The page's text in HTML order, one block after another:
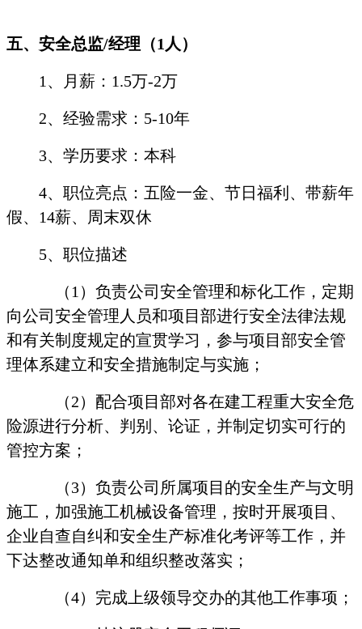
五、安全总监/经理（1 人）
1 、月薪： 1.5万-2万
2、经验需求： 5-10年
3、学历要求：本科
4、职位亮点：五险一金、节日福利、带薪年
假、 14薪、周末双休
5、职位描述
（1 ）负责公司安全管理和标化工作，定期
向公司安全管理人员和项目部进行安全法律法规
和有关制度规定的宣贯学习，参与项目部安全管
理体系建立和安全措施制定与实施；
（2）配合项目部对各在建工程重大安全危
险源进行分析、判别、论证，并制定切实可行的
管控方案；
（3）负责公司所属项目的安全生产与文明
施工，加强施工机械设备管理，按时开展项目、
企业自查自纠和安全生产标准化考评等工作，并
下达整改通知单和组织整改落实；
（4）完成上级领导交办的其他工作事项；